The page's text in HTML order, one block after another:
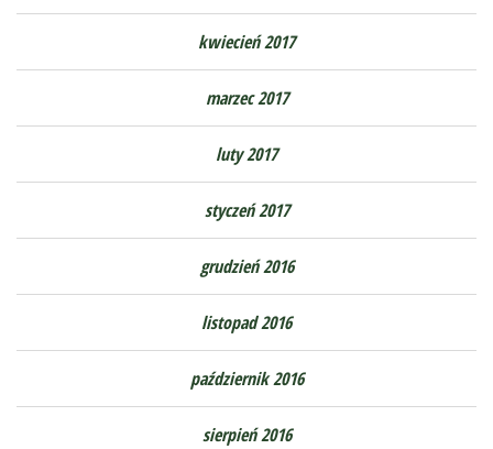
kwiecień 2017
marzec 2017
luty 2017
styczeń 2017
grudzień 2016
listopad 2016
październik 2016
sierpień 2016